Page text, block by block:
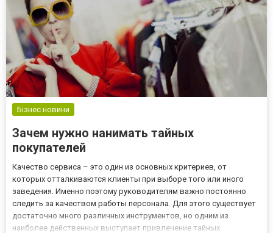
Бізнес новини
Зачем нужно нанимать тайных
покупателей
Качество сервиса – это один из основных критериев, от
которых отталкиваются клиенты при выборе того или иного
заведения. Именно поэтому руководителям важно постоянно
следить за качеством работы персонала. Для этого существует
достаточно много различных инструментов, но одним из
наиболее действенных выступает привлечение тайных